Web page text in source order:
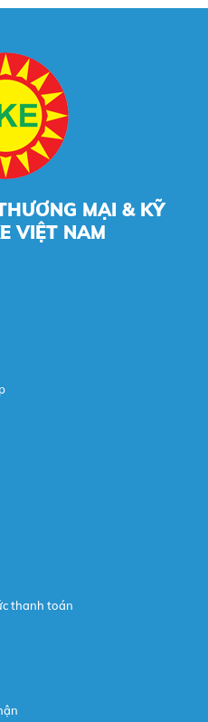
MẠI & KỸ
VIỆT NAM
thanh toán